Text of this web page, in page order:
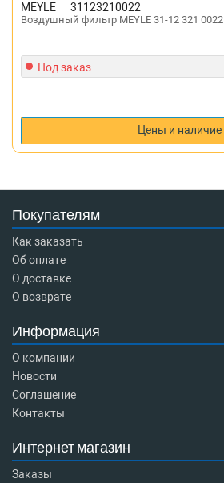
MEYLE 31123210022
Воздушный фильтр MEYLE 31-12 321 0022
Под заказ
Цены и наличие
Покупателям
Как заказать
Об оплате
О доставке
О возврате
Информация
О компании
Новости
Соглашение
Контакты
Интернет магазин
Заказы